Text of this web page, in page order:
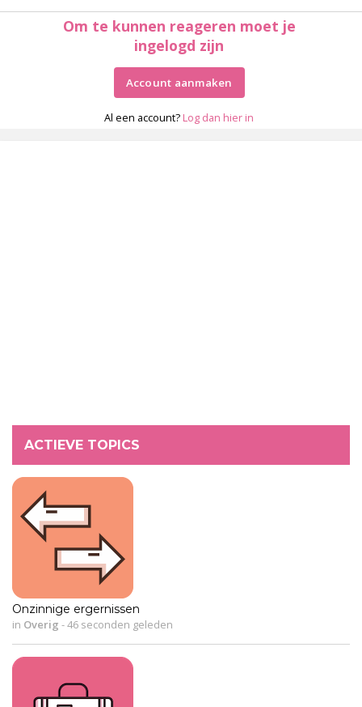
Om te kunnen reageren moet je
ingelogd zijn
Account aanmaken
Al een account? Log dan hier in
ACTIEVE TOPICS
Onzinnige ergernissen
in Overig -46 seconden geleden